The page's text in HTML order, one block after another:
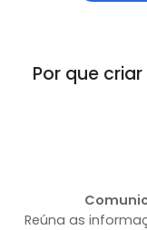
Por que criar
Reúna as